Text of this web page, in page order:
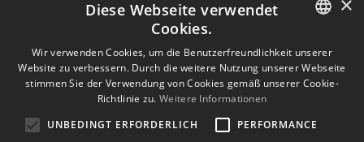
ENGLISH
CZECH
Diese Webseite verwendet
Cookies.
Wir verwenden Cookies, um die Benutzerfreundlichkeit unserer
Website zu verbessern. Durch die weitere Nutzung unserer Webseite
stimmen Sie der Verwendung von Cookies gemäß unserer Cookie-
Richtlinie zu. Weitere Informationen
UNBEDINGT ERFORDERLICH
PERFORMANCE